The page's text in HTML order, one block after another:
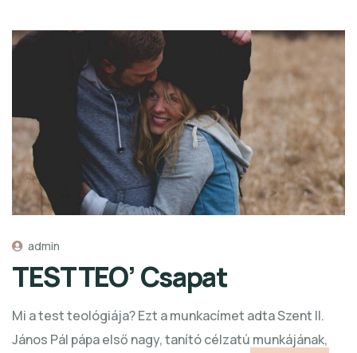
admin
TESTTEO’ Csapat
Mi a test teológiája? Ezt a munkacímet adta Szent II.
János Pál pápa első nagy, tanító célzatú munkájának,